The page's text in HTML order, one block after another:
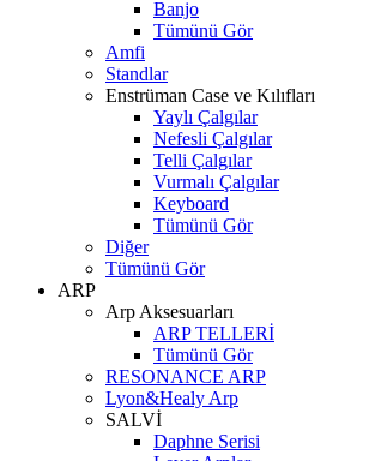
Banjo
Tümünü Gör
Amfi
Standlar
Enstrüman Case ve Kılıfları
Yaylı Çalgılar
Nefesli Çalgılar
Telli Çalgılar
Vurmalı Çalgılar
Keyboard
Tümünü Gör
Diğer
Tümünü Gör
ARP
Arp Aksesuarları
ARP TELLERİ
Tümünü Gör
RESONANCE ARP
Lyon&Healy Arp
SALVİ
Daphne Serisi